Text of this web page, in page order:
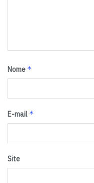
Nome *
E-mail *
Site